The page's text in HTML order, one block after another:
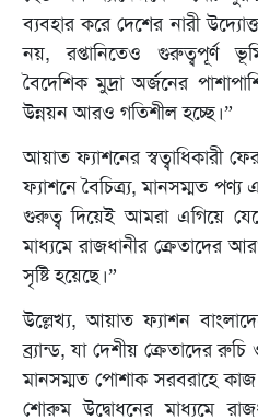
ব্যবহার করে দেশের নারী
নয়, রপ্তানিতেও গুরুত্বপূর্ণ
বৈদেশিক মুদ্রা অর্জনের
উন্নয়ন আরও গতিশীল হচ্ছে।”
আয়াত ফ্যাশনের স্বত্বাধিকারী
ফ্যাশনে বৈচিত্র্য, মানসম্মত পণ্য
গুরুত্ব দিয়েই আমরা এগিয়ে
মাধ্যমে রাজধানীর ক্রেতাদের
সৃষ্টি হয়েছে।”
উল্লেখ্য, আয়াত ফ্যাশন
ব্র্যান্ড, যা দেশীয় ক্রেতাদের
মানসম্মত পোশাক সরবরাহে
শোরুম উদ্বোধনের মাধ্যমে